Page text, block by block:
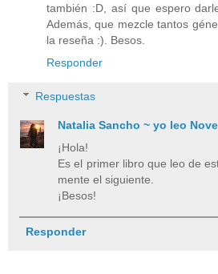
también :D, así que espero
Además, que mezcle tantos
la reseña :). Besos.
Responder
Respuestas
Natalia Sancho ~ yo leo
¡Hola!
Es el primer libro que leo de
mente el siguiente.
¡Besos!
Responder